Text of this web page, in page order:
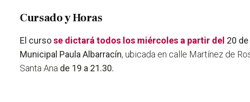
Cursado y Horas
El cursose dictará todos los miércoles a partir del 20
Municipal Paula Albarracín, ubicada en calle Martínez de
Santa Ana de 19 a 21.30.